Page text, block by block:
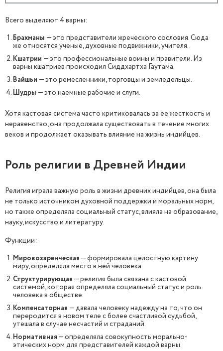
Всего выделяют 4 варны:
Брахманы — это представители жреческого сословия. Сюда
же относятся ученые, духовные подвижники, учителя.
Кшатрии — это профессиональные воины и правители. Из
варны кшатриев происходил Сиддхартха Гаутама.
Вайшьи — это ремесленники, торговцы и земледельцы.
Шудры — это наемные рабочие и слуги.
Хотя кастовая система часто критиковалась за ее жесткость и
неравенство, она продолжала существовать в течение многих
веков и продолжает оказывать влияние на жизнь индийцев.
Роль религии в Древней Индии
Религия играла важную роль в жизни древних индийцев, она была
не только источником духовной поддержки и моральных норм,
но также определяла социальный статус, влияла на образование,
науку, искусство и литературу.
Функции:
Мировоззренческая — формировала целостную картину
миру, определяла место в ней человека.
Структурирующая — религия была связана с кастовой
системой, которая определяла социальный статус и роль
человека в обществе.
Компенсаторная — давала человеку надежду на то, что он
переродится в новом теле с более счастливой судьбой,
утешала в случае несчастий и страданий.
Нормативная — определяла совокупность морально-
этических норм для представителей каждой варны.